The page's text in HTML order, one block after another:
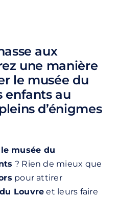
aux
une manière
le musée du
enfants au
d’énigmes
musée du
? Rien de mieux que
pour attirer
Louvre et leurs faire